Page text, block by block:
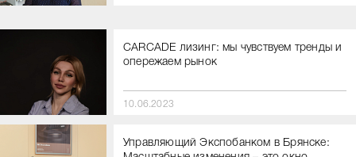
CARCADE лизинг: мы чувствуем тренды и
опережаем рынок
10.06.2023
Управляющий Экспобанком в Брянске: